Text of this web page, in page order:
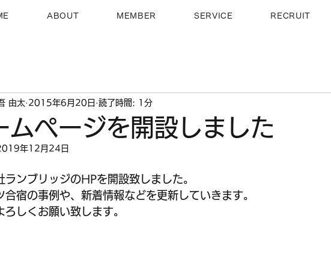
ABOUT MEMBER SERVICE RECRUIT
ムページを開設しました
由太 2015年6月20日 読了時間: 1分
年12月24日
ランブリッジのHPを開設致しました。
合宿の事例や、新着情報などを更新していきます。
ろしくお願い致します。